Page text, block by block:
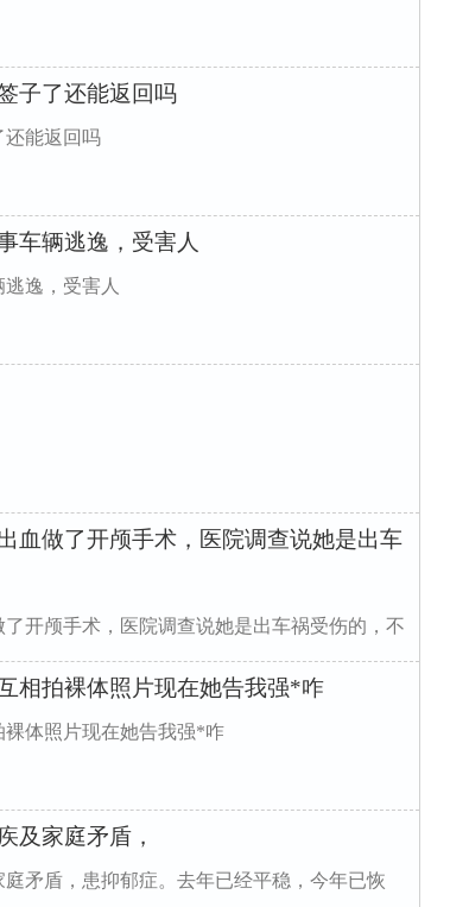
子了还能返回吗
还能返回吗
车辆逃逸，受害人
逸，受害人
血做了开颅手术，医院调查说她是出车
开颅手术，医院调查说她是出车祸受伤的，不
相拍裸体照片现在她告我强*咋
体照片现在她告我强*咋
及家庭矛盾，
矛盾，患抑郁症。去年已经平稳，今年已恢